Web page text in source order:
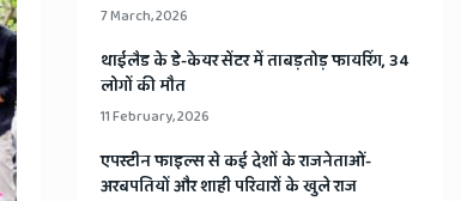
7 March, 2026
​थाईलैड के डे-केयर सेंटर में ताबड़तोड़ फायरिंग, 34
लोगों की मौत
11 February, 2026
​एपस्टीन फाइल्स से कई देशों के राजनेताओं-
अरबपतियों और शाही परिवारों के खुले राज